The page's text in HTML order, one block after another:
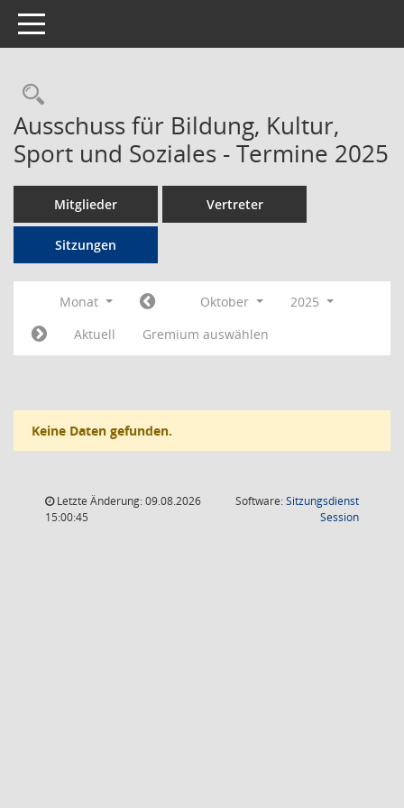
Toggle navigation
Rechercheauswahl
Ausschuss für Bildung, Kultur,
Sport und Soziales - Termine 2025
Mitglieder Vertreter
Sitzungen
Monat Oktober
2025
Aktuell
Gremium auswählen
Keine Daten gefunden.
Letzte Änderung: 09.08.2026
15:00:45
Software:Sitzungsdienst
Session(Wird in